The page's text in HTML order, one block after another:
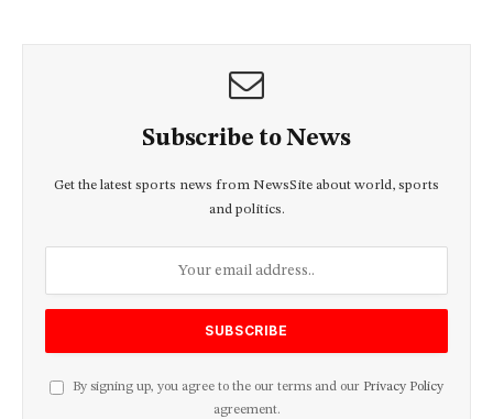
Subscribe to News
Get the latest sports news from NewsSite about world, sports
and politics.
By signing up, you agree to the our terms and our Privacy Policy
agreement.